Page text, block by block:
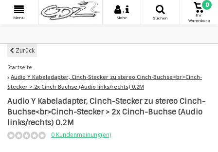
Menu
+
Mehr
Suchen
0
Ihr
Warenkorb
Zurück
Startseite
Audio Y Kabeladapter, Cinch-Stecker zu stereo Cinch-Buchse<br>Cinch-
Stecker > 2x Cinch-Buchse (Audio links/rechts) 0.2M
Audio Y Kabeladapter, Cinch-Stecker zu stereo Cinch-
Buchse<br>Cinch-Stecker > 2x Cinch-Buchse (Audio
links/rechts) 0.2M
0 Kundenmeinung(en)